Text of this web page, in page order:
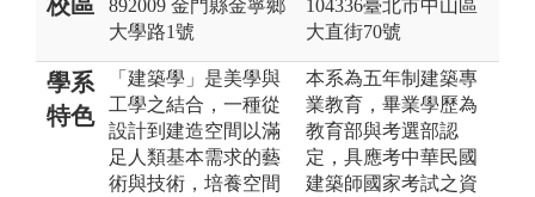
892009 金門縣金寧鄉
大學路1號
104336臺北市中山區
大直街70號
學系
特色
「建築學」是美學與
工學之結合，一種從
設計到建造空間以滿
足人類基本需求的藝
術與技術，培養空間
本系為五年制建築專
業教育，畢業學歷為
教育部與考選部認
定，具應考中華民國
建築師國家考試之資